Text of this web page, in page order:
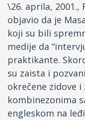
\26. aprila, 2001.,
objavio da je
koji su bili
medije da
praktikante.
su zaista i
okrečene zidove
kombinezonima
engleskom na